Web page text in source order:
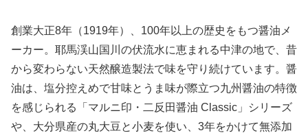
創業大正8年（1919年）、100年以上の歴史をもつ醤油メ
ーカー。耶馬渓山国川の伏流水に恵まれる中津の地で、昔
から変わらない天然醸造製法で味を守り続けています。醤
油は、塩分控えめで甘味とうま味が際立つ九州醤油の特徴
を感じられる「マルニ印・二反田醤油 Classic」シリーズ
や、大分県産の丸大豆と小麦を使い、3年をかけて無添加